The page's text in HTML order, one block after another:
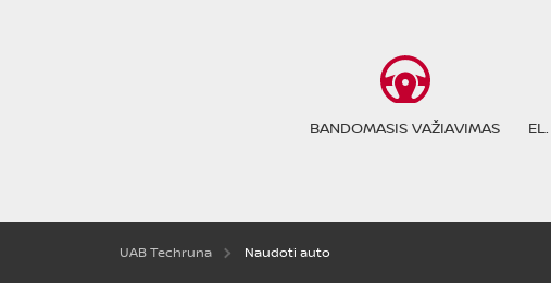
BANDOMASIS VAŽIAVIMAS
UAB Techruna Naudoti auto